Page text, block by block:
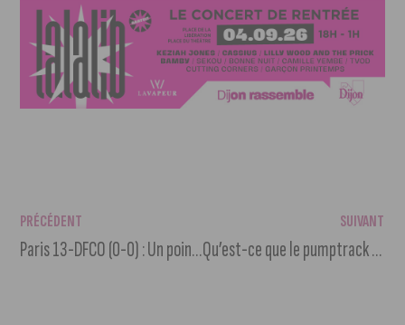
PRÉCÉDENT
Paris 13-DFCO (0-0) : Un point précieux en championnat
SUIVANT
Qu’est-ce que le pumptrack que la Ville de Dijon vient d’inaugurer ?